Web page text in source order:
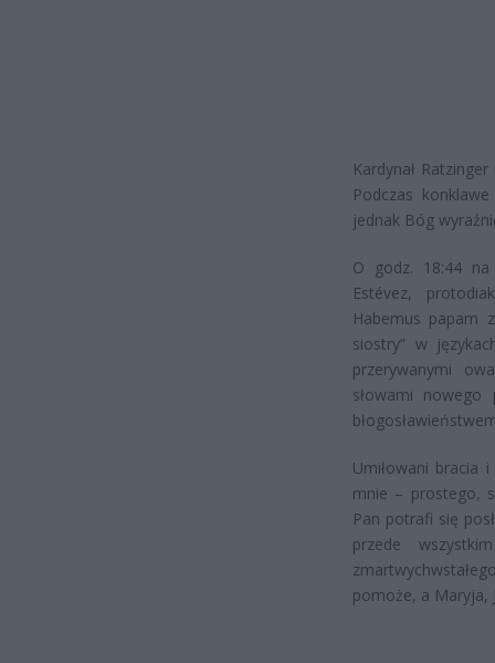
Kardynał
Podczas
jednak Bóg
O godz. 18:44 na
Estévez,
Habemus papam
siostry” w
przerywanymi
słowami nowego
Umiłowani bracia
mnie – prostego,
Pan potrafi się
przede
pomoże, a Maryja,